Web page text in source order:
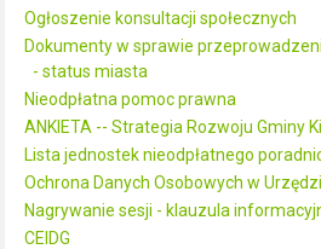
Ogłoszenie konsultacji społecznych
Dokumenty w sprawie
- status miasta
Nieodpłatna pomoc prawna
ANKIETA -- Strategia Rozwoju Gminy
Lista jednostek nieodpłatnego
Ochrona Danych Osobowych w
Nagrywanie sesji - klauzula
CEIDG